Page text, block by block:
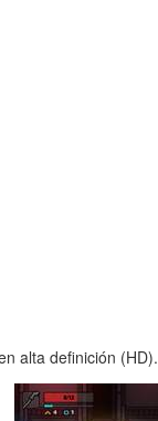
alta definición (HD).